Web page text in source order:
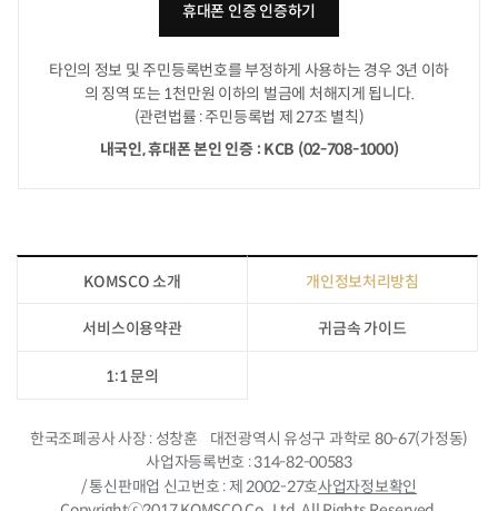
휴대폰 인증 인증하기
타인의 정보 및 주민등록번호를 부정하게 사용하는 경우 3년 이하
의 징역 또는 1천만원 이하의 벌금에 처해지게 됩니다.
(관련법률 : 주민등록법 제 27조 별칙)
내국인, 휴대폰 본인 인증 : KCB (02-708-1000)
KOMSCO 소개 개인정보처리방침
서비스이용약관 귀금속 가이드
1:1 문의
한국조폐공사 사장 성창훈
대전광역시 유성구 과학로 80-67(가정동)
사업자등록번호 314-82-00583
/ 통신판매업 신고번호 제 2002-27호사업자정보확인